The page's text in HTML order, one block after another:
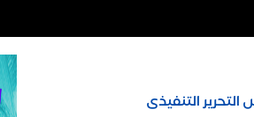
التحرير التنفيذى